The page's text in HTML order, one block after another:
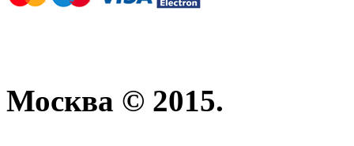
Москва © 2015.